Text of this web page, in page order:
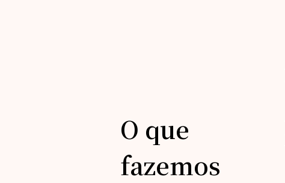
O que
fazemos